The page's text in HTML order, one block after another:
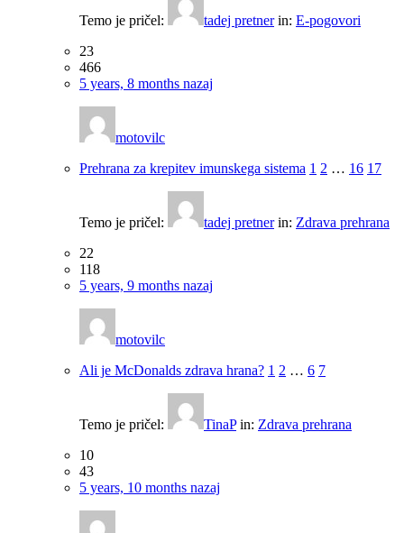
Temo je pričel: tadej pretner in: E-pogovori
23
466
5 years, 8 months nazaj
motovilc
Prehrana za krepitev imunskega sistema 1 2 … 16 17
Temo je pričel: tadej pretner in: Zdrava prehrana
22
118
5 years, 9 months nazaj
motovilc
Ali je McDonalds zdrava hrana? 1 2 … 6 7
Temo je pričel: TinaP in: Zdrava prehrana
10
43
5 years, 10 months nazaj